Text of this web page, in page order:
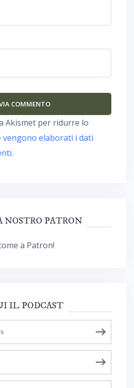
Akismet per ridurre lo
vengono elaborati i dati
.
PATRON
a Patron!
IL PODCAST